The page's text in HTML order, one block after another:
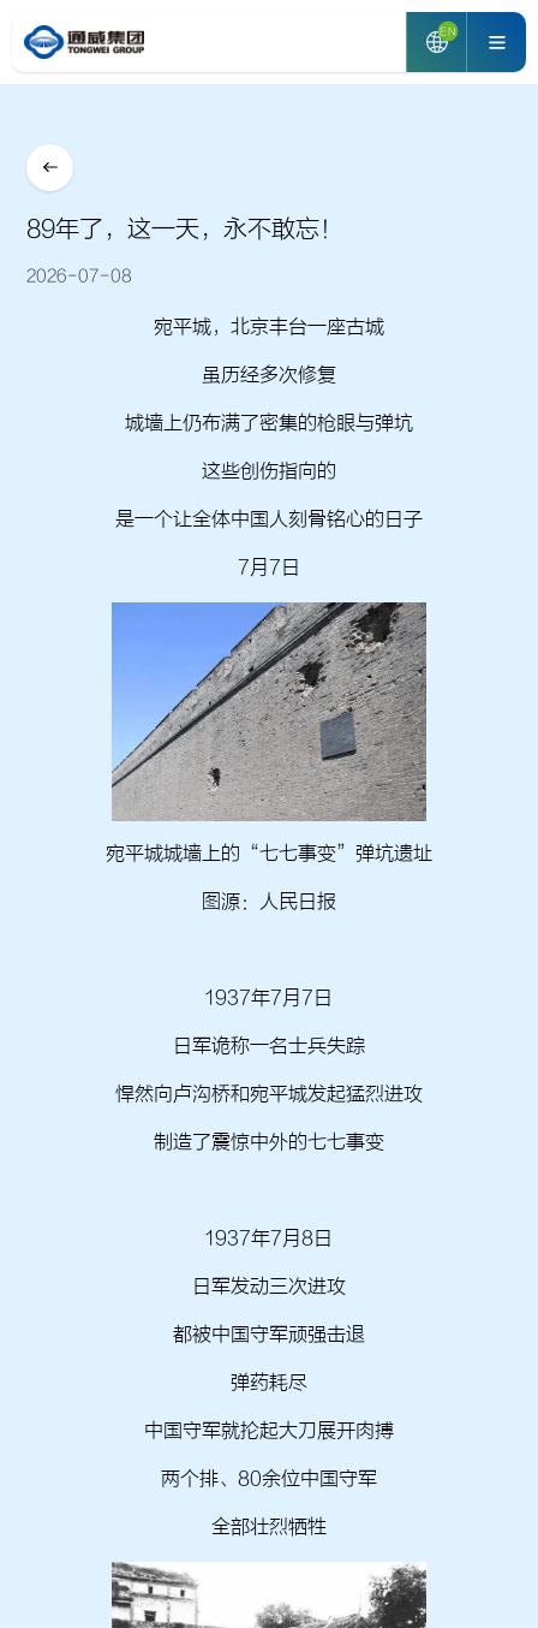
EN
89年了，这一天，永不敢忘！
2026-07-08
宛平城，北京丰台一座古城
虽历经多次修复
城墙上仍布满了密集的枪眼与弹坑
这些创伤指向的
是一个让全体中国人刻骨铭心的日子
7月7日
宛平城城墙上的“七七事变”弹坑遗址
图源：人民日报
1937年7月7日
日军诡称一名士兵失踪
悍然向卢沟桥和宛平城发起猛烈进攻
制造了震惊中外的七七事变
1937年7月8日
日军发动三次进攻
都被中国守军顽强击退
弹药耗尽
中国守军就抡起大刀展开肉搏
两个排、80余位中国守军
全部壮烈牺牲